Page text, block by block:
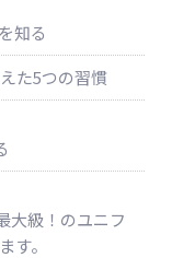
知る
た5つの習慣
大級！のユニフ
す。